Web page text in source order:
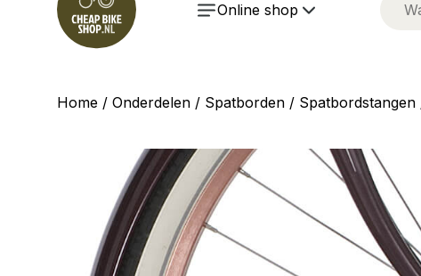
Online shop
Home / Onderdelen / Spatborden / Spatbordstangen